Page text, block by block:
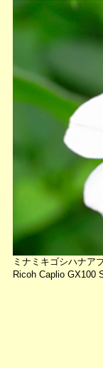
ミナミキゴシハナア
Ricoh Caplio GX100